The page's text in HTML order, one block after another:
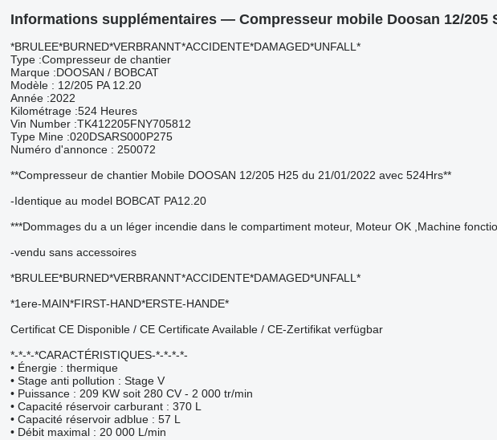
Informations supplémentaires — Compresseur mobile Doosan 12/205
*BRULEE*BURNED*VERBRANNT*ACCIDENTE*DAMAGED*UNFALL*
Type :Compresseur de chantier
Marque :DOOSAN / BOBCAT
Modèle : 12/205 PA 12.20
Année :2022
Kilométrage :524 Heures
Vin Number :TK412205FNY705812
Type Mine :020DSARS000P275
Numéro d'annonce : 250072
**Compresseur de chantier Mobile DOOSAN 12/205 H25 du 21/01/2022 avec 524Hrs**
-Identique au model BOBCAT PA12.20
***Dommages du a un léger incendie dans le compartiment moteur, Moteur OK ,Machine
-vendu sans accessoires
*BRULEE*BURNED*VERBRANNT*ACCIDENTE*DAMAGED*UNFALL*
*1ere-MAIN*FIRST-HAND*ERSTE-HANDE*
Certificat CE Disponible / CE Certificate Available / CE-Zertifikat verfügbar
*-*-*-*CARACTÉRISTIQUES-*-*-*-*-
• Énergie : thermique
• Stage anti pollution : Stage V
• Puissance : 209 KW soit 280 CV - 2 000 tr/min
• Capacité réservoir carburant : 370 L
• Capacité réservoir adblue : 57 L
• Débit maximal : 20 000 L/min